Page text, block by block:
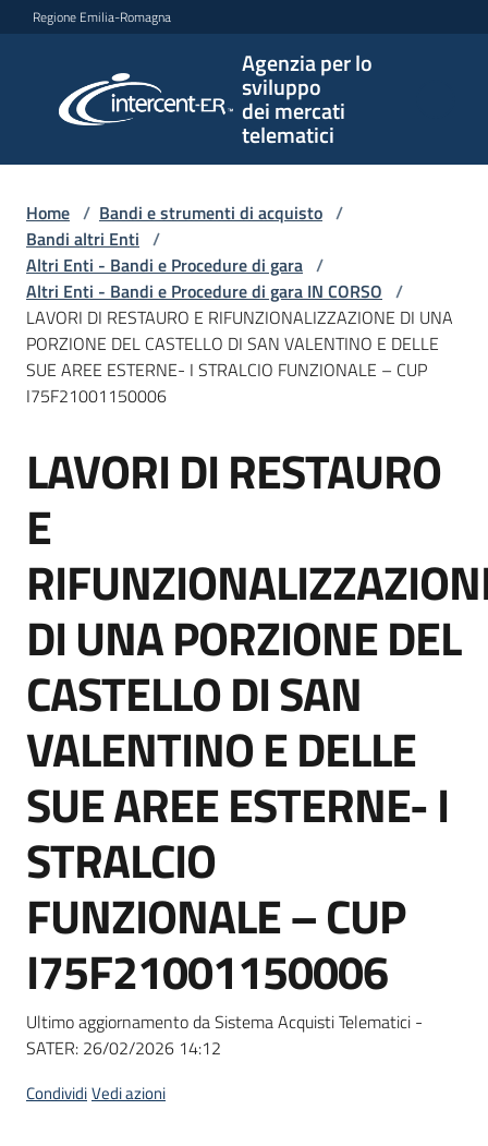
Vai al contenuto
Vai alla navigazione
Vai al footer
Regione Emilia-Romagna
Agenzia per lo
sviluppo
dei mercati
telematici
per lo
sviluppo
telematici
L'Agenzia
Bandi
strumenti
di
Supporto
Piattaforme
telematiche
English
site
Seguici
su
Home / Bandi e strumenti di acquisto /
Bandi altri Enti /
Altri Enti - Bandi e Procedure di gara /
Altri Enti - Bandi e Procedure di gara IN CORSO /
LAVORI DI RESTAURO E RIFUNZIONALIZZAZIONE DI UNA
PORZIONE DEL CASTELLO DI SAN VALENTINO E DELLE
SUE AREE ESTERNE- I STRALCIO FUNZIONALE – CUP
I75F21001150006
Salta al contenuto
LAVORI DI RESTAURO
E
DI UNA PORZIONE DEL
CASTELLO DI SAN
VALENTINO E DELLE
SUE AREE ESTERNE- I
STRALCIO
FUNZIONALE – CUP
I75F21001150006
Ultimo aggiornamento da Sistema Acquisti Telematici -
SATER: 26/02/2026 14:12
CondividiVedi azioni